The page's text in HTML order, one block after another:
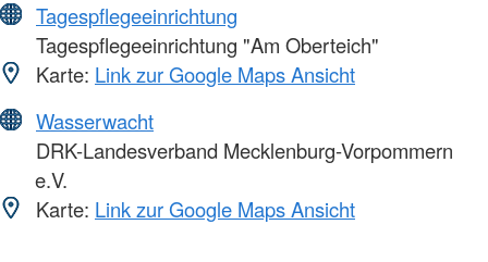
Tagespflegeeinrichtung
Tagespflegeeinrichtung "Am Oberteich"
Karte: Link zur Google Maps Ansicht
Wasserwacht
DRK-Landesverband Mecklenburg-Vorpommern
e.V.
Karte: Link zur Google Maps Ansicht